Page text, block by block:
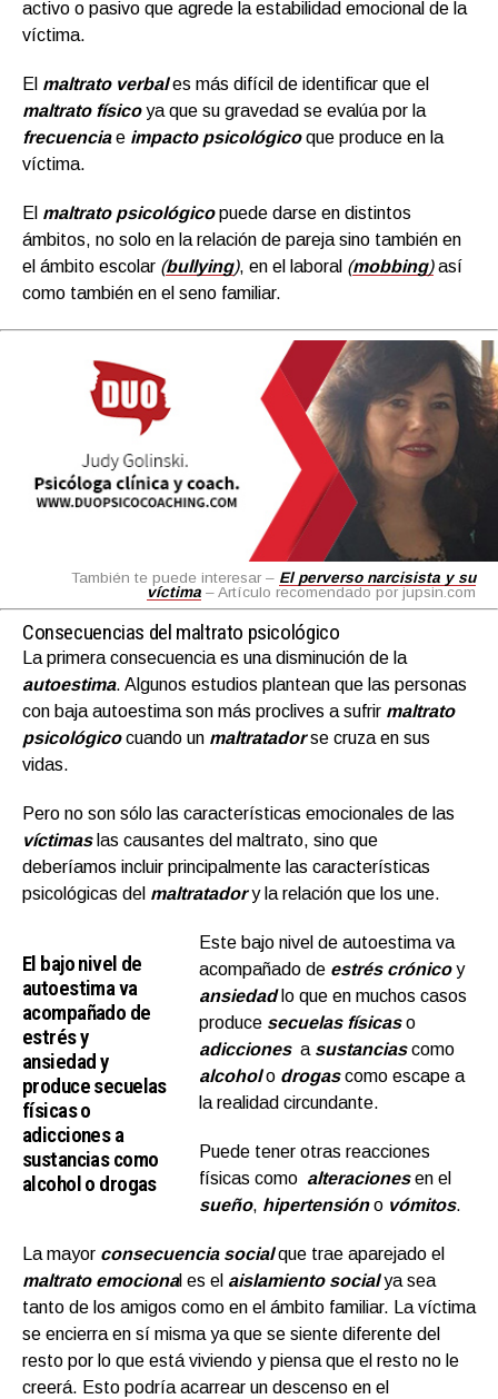
activo o pasivo que agrede la estabilidad emocional de la
víctima.
El maltrato verbales más difícil de identificar que el
maltrato físicoya que su gravedad se evalúa por la
frecuenciae impacto psicológicoque produce en la
víctima.
El maltrato psicológico puede darse en distintos
ámbitos, no solo en la relación de pareja sino también en
el ámbito escolar (bullying), en el laboral (mobbing)así
como también en el seno familiar.
También te puede interesar – El perverso narcisista y su
víctima – Artículo recomendado por jupsin.com
Consecuencias del maltrato psicológico
La primera consecuencia es una disminución de la
autoestima. Algunos estudios plantean que las personas
con baja autoestima son más proclives a sufrir maltrato
psicológico cuando un maltratadorse cruza en sus
vidas.
Pero no son sólo las características emocionales de las
víctimaslas causantes del maltrato, sino que
deberíamos incluir principalmente las características
psicológicas del maltratadory la relación que los une.
El bajo nivel de
autoestima va
acompañado de
estrés y
ansiedad y
produce secuelas
físicas o
adicciones a
sustancias como
alcohol o drogas
Este bajo nivel de autoestima va
acompañado de estrés crónicoy
ansiedadlo que en muchos casos
produce secuelas físicaso
adicciones a sustanciascomo
alcoholo drogascomo escape a
la realidad circundante.
Puede tener otras reacciones
físicas como alteracionesen el
sueño, hipertensióno vómitos.
La mayor consecuencia social que trae aparejado el
maltrato emocional es el aislamiento social ya sea
tanto de los amigos como en el ámbito familiar. La víctima
se encierra en sí misma ya que se siente diferente del
resto por lo que está viviendo y piensa que el resto no le
creerá. Esto podría acarrear un descenso en el